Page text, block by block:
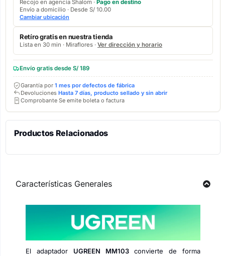
Recojo en agencia Shalom · Pago en destino
Envío a domicilio · Desde S/ 10.00
Cambiar ubicación
Retíro gratis en nuestra tienda
Lista en 30 min · Miraflores · Ver dirección y horario
Envío gratis desde S/ 189
Garantía por 1 mes por defectos de fábrica
Devoluciones Hasta 7 días, producto sellado y sin abrir
Comprobante Se emite boleta o factura
Productos Relacionados
Características Generales
El adaptador UGREEN MM103convierte de forma